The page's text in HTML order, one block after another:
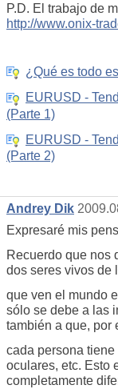
P.D. El trabajo de
http://www.onix-
¿Qué es todo
EURUSD -
(Parte 1)
EURUSD -
(Parte 2)
Andrey Dik
Expresaré mis
Recuerdo que nos
dos seres vivos de
que ven el mundo
sólo se debe a las
también a que, por
cada persona
oculares, etc. Esto
completamente